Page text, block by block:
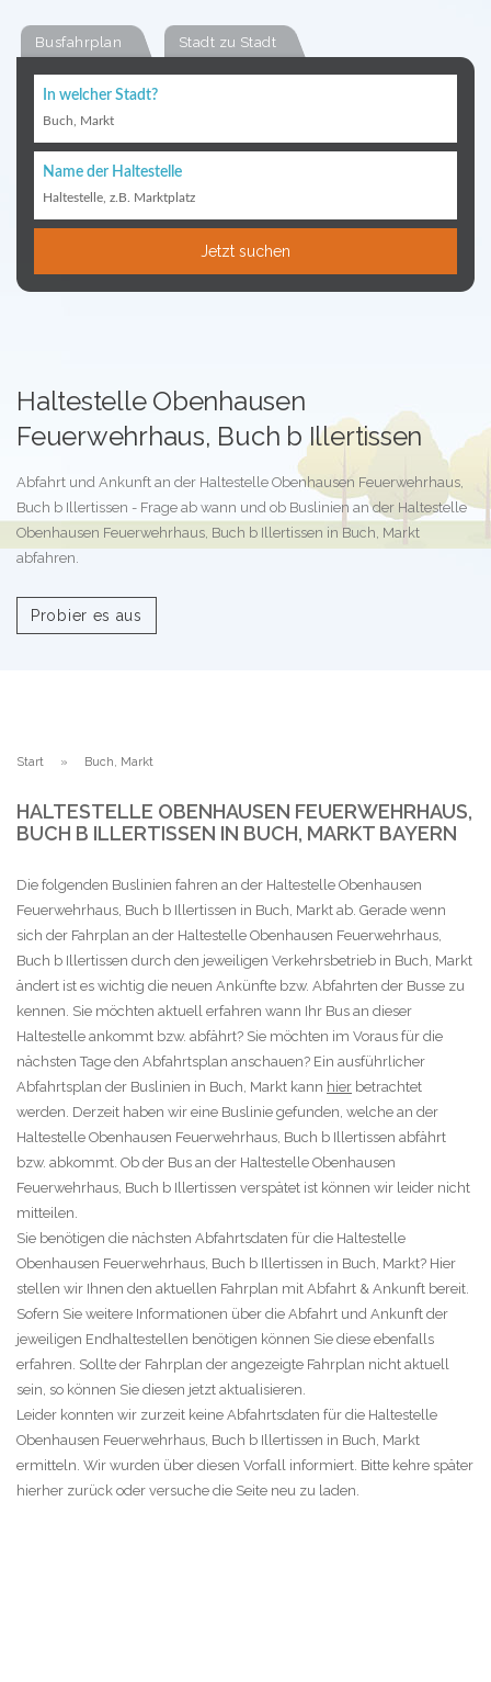
Busfahrplan Stadt zu Stadt
In welcher Stadt?
Buch, Markt
Name der Haltestelle
Haltestelle, z.B. Marktplatz
Jetzt suchen
Haltestelle Obenhausen
Feuerwehrhaus, Buch b Illertissen
Abfahrt und Ankunft an der Haltestelle Obenhausen Feuerwehrhaus,
Buch b Illertissen - Frage ab wann und ob Buslinien an der Haltestelle
Obenhausen Feuerwehrhaus, Buch b Illertissen in Buch, Markt
abfahren.
Probier es aus
Start Buch, Markt
HALTESTELLE OBENHAUSEN FEUERWEHRHAUS,
BUCH B ILLERTISSEN IN BUCH, MARKT BAYERN
Die folgenden Buslinien fahren an der Haltestelle Obenhausen
Feuerwehrhaus, Buch b Illertissen in Buch, Markt ab. Gerade wenn
sich der Fahrplan an der Haltestelle Obenhausen Feuerwehrhaus,
Buch b Illertissen durch den jeweiligen Verkehrsbetrieb in Buch, Markt
ändert ist es wichtig die neuen Ankünfte bzw. Abfahrten der Busse zu
kennen. Sie möchten aktuell erfahren wann Ihr Bus an dieser
Haltestelle ankommt bzw. abfährt? Sie möchten im Voraus für die
nächsten Tage den Abfahrtsplan anschauen? Ein ausführlicher
Abfahrtsplan der Buslinien in Buch, Markt kann hier betrachtet
werden. Derzeit haben wir eine Buslinie gefunden, welche an der
Haltestelle Obenhausen Feuerwehrhaus, Buch b Illertissen abfährt
bzw. abkommt. Ob der Bus an der Haltestelle Obenhausen
Feuerwehrhaus, Buch b Illertissen verspätet ist können wir leider nicht
mitteilen.
Sie benötigen die nächsten Abfahrtsdaten für die Haltestelle
Obenhausen Feuerwehrhaus, Buch b Illertissen in Buch, Markt? Hier
stellen wir Ihnen den aktuellen Fahrplan mit Abfahrt & Ankunft bereit.
Sofern Sie weitere Informationen über die Abfahrt und Ankunft der
jeweiligen Endhaltestellen benötigen können Sie diese ebenfalls
erfahren. Sollte der Fahrplan der angezeigte Fahrplan nicht aktuell
sein, so können Sie diesen jetzt aktualisieren.
Leider konnten wir zurzeit keine Abfahrtsdaten für die Haltestelle
Obenhausen Feuerwehrhaus, Buch b Illertissen in Buch, Markt
ermitteln. Wir wurden über diesen Vorfall informiert. Bitte kehre später
hierher zurück oder versuche die Seite neu zu laden.